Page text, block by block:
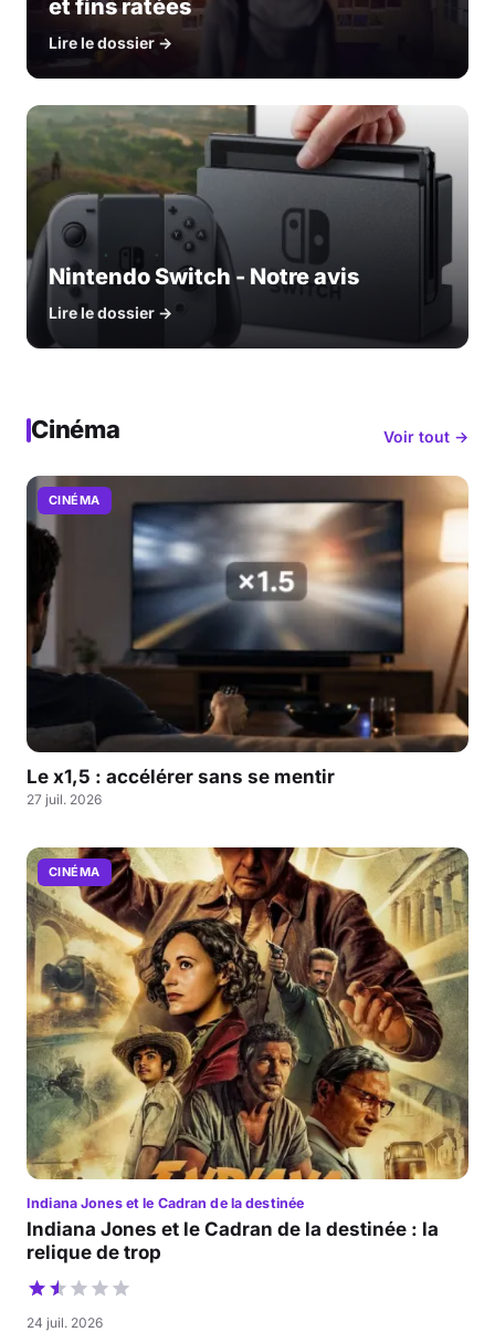
et fins ratées
Lire le dossier →
Nintendo Switch - Notre avis
Lire le dossier →
Cinéma Voir tout →
CINÉMA
Le x1,5 : accélérer sans se mentir
27 juil. 2026
CINÉMA
Indiana Jones et le Cadran de la destinée
Indiana Jones et le Cadran de la destinée : la
relique de trop
24 juil. 2026